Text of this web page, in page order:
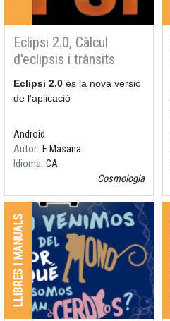
Eclipsi 2.0, Càlcul
d'eclipsis i trànsits
planetaris.
Resum
Eclipsi 2.0 és la nova versió
de l'aplicació
Android
Autor E.Masana
Idioma CA
Cosmologia
LLIBRES I MANUALS